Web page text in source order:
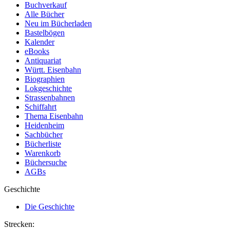
Buchverkauf
Alle Bücher
Neu im Bücherladen
Bastelbögen
Kalender
eBooks
Antiquariat
Württ. Eisenbahn
Biographien
Lokgeschichte
Strassenbahnen
Schiffahrt
Thema Eisenbahn
Heidenheim
Sachbücher
Bücherliste
Warenkorb
Büchersuche
AGBs
Geschichte
Die Geschichte
Strecken: